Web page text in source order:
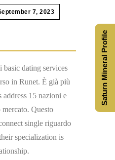
7, 2023
basic dating services
in Runet. È già più
15 nazioni e
Questo
single riguardo
specialization is
Saturn Mineral Profile